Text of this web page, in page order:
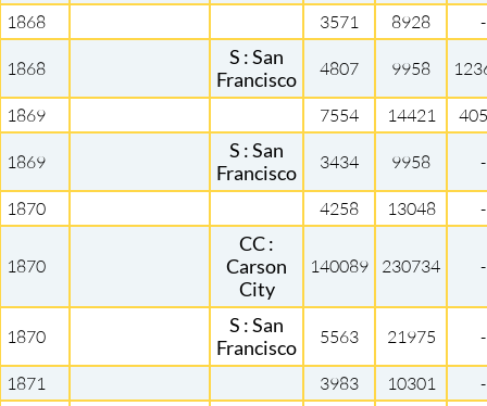
1868 3571 8928 -
1868
S : San
Francisco
4807 9958
1869 7554 14421
1869
S : San
Francisco
3434 9958 -
1870 4258 13048 -
1870
CC :
Carson
City
140089 230734 -
1870
S : San
Francisco
5563 21975 -
1871 3983 10301 -